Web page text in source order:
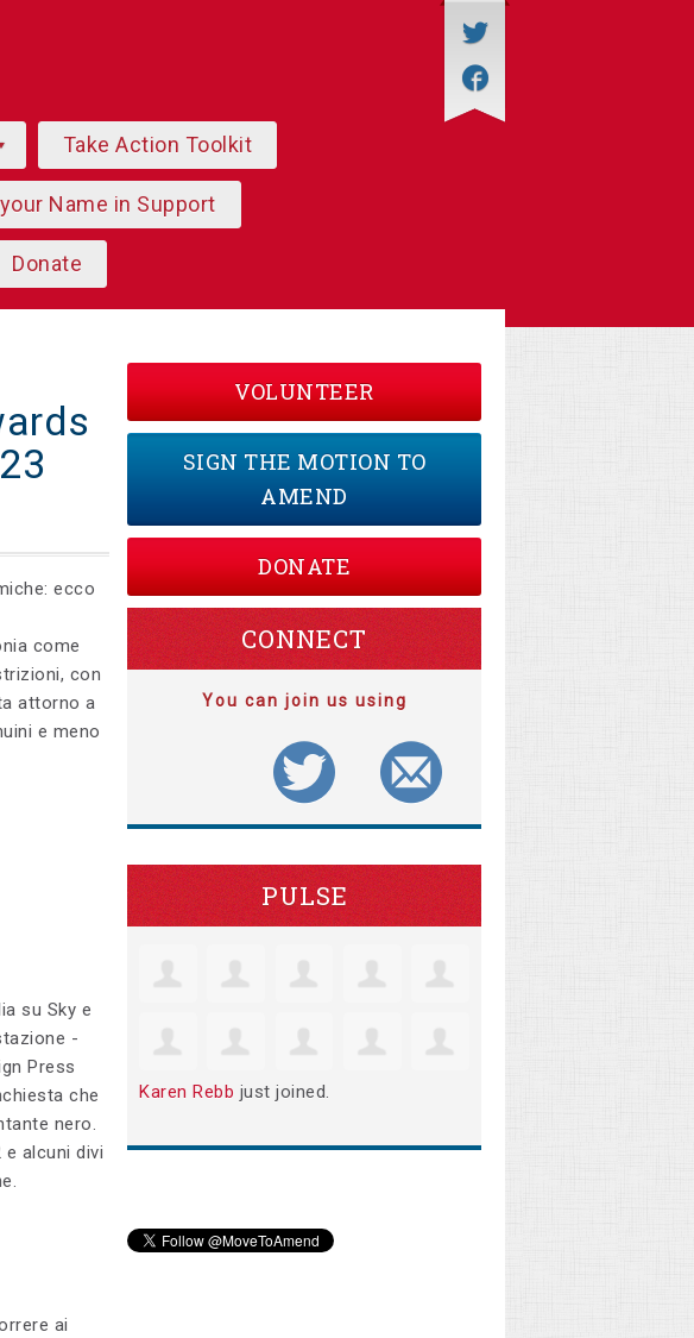
Take Action Toolkit
Name in Support
Donate
ecco
come
con
attorno a
e meno
su Sky e
-
Press
che
nero.
alcuni divi
ai
VOLUNTEER
SIGN THE MOTION TO
AMEND
DONATE
CONNECT
You can join us using
PULSE
Karen Rebb just joined.